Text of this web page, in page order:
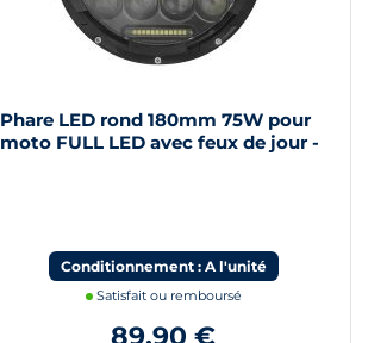
Phare LED rond 180mm 75W pour
moto FULL LED avec feux de jour -
Conditionnement : A l'unité
Satisfait ou remboursé
89,90 €